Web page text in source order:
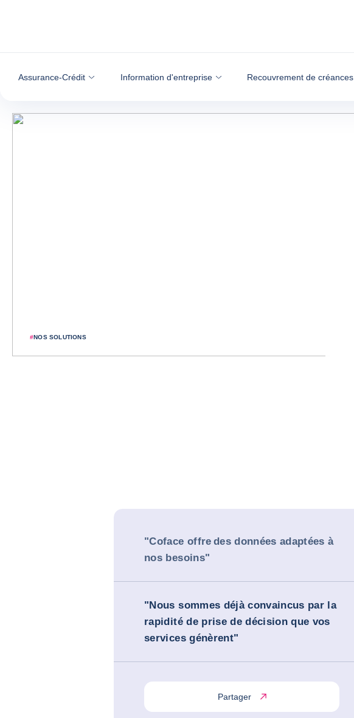
Assurance-Crédit Information d'entreprise Recouvrement de créances
#NOS SOLUTIONS
"Coface offre des données adaptées à
nos besoins"
"Nous sommes déjà convaincus par la
rapidité de prise de décision que vos
services génèrent"
Partager